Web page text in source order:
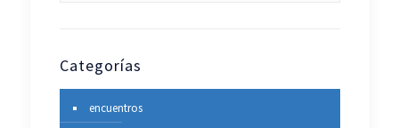
Categorías
encuentros